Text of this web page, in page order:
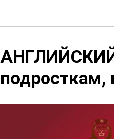
подросткам,